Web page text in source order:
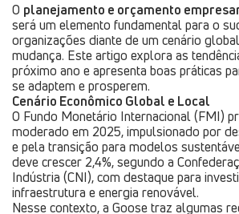
O planejamento e orçamento
será um elemento fundamental para o
organizações diante de um cenário
mudança. Este artigo explora as
próximo ano e apresenta boas práticas
se adaptem e prosperem.
Cenário Econômico Global e Local
O Fundo Monetário Internacional (FMI)
moderado em 2025, impulsionado por
e pela transição para modelos
deve crescer 2,4%, segundo a
Indústria (CNI), com destaque para
infraestrutura e energia renovável.
Nesse contexto, a Goose traz algumas